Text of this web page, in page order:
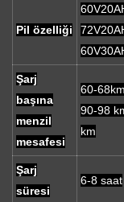
Pil özelliği
Şarj
başına
menzil
mesafesi
60-
90-98
km
Şarj
süresi
6-8 saat